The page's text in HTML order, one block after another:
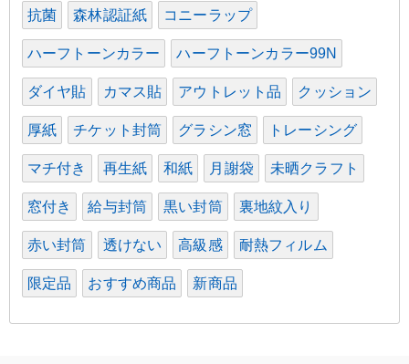
抗菌 森林認証紙 コニーラップ
ハーフトーンカラー ハーフトーンカラー99N
ダイヤ貼 カマス貼 アウトレット品 クッション
厚紙 チケット封筒 グラシン窓 トレーシング
マチ付き 再生紙 和紙 月謝袋 未晒クラフト
窓付き 給与封筒 黒い封筒 裏地紋入り
赤い封筒 透けない 高級感 耐熱フィルム
限定品 おすすめ商品 新商品